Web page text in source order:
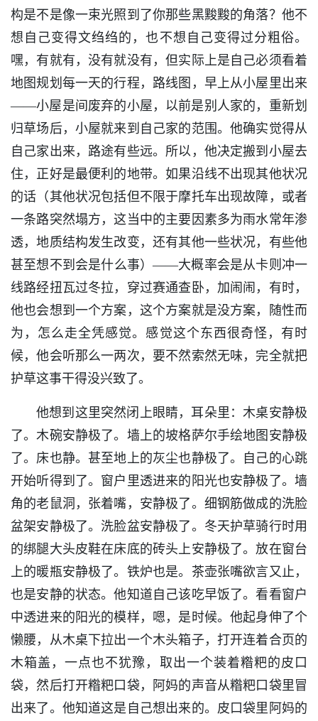
构是不是像一束光照到了你那些黑黢黢的角落？他不
想自己变得文绉绉的，也不想自己变得过分粗俗。
嘿，有就有，没有就没有，但实际上是自己必须看着
地图规划每一天的行程，路线图，早上从小屋里出来
——小屋是间废弃的小屋，以前是别人家的，重新划
归草场后，小屋就来到自己家的范围。他确实觉得从
自己家出来，路途有些远。所以，他决定搬到小屋去
住，正好是最便利的地带。如果沿线不出现其他状况
的话（其他状况包括但不限于摩托车出现故障，或者
一条路突然塌方，这当中的主要因素多为雨水常年渗
透，地质结构发生改变，还有其他一些状况，有些他
甚至想不到会是什么事）——大概率会是从卡则冲一
线路经扭瓦过冬拉，穿过赛通查卧，加闹闹，有时，
他也会想到一个方案，这个方案就是没方案，随性而
为，怎么走全凭感觉。感觉这个东西很奇怪，有时
候，他会听那么一两次，要不然索然无味，完全就把
护草这事干得没兴致了。
他想到这里突然闭上眼睛，耳朵里：木桌安静极
了。木碗安静极了。墙上的坡格萨尔手绘地图安静极
了。床也静。甚至地上的灰尘也静极了。自己的心跳
开始听得到了。窗户里透进来的阳光也安静极了。墙
角的老鼠洞，张着嘴，安静极了。细钢筋做成的洗脸
盆架安静极了。洗脸盆安静极了。冬天护草骑行时用
的绑腿大头皮鞋在床底的砖头上安静极了。放在窗台
上的暖瓶安静极了。铁炉也是。茶壶张嘴欲言又止，
也是安静的状态。他知道自己该吃早饭了。看看窗户
中透进来的阳光的模样，嗯，是时候。他起身伸了个
懒腰，从木桌下拉出一个木头箱子，打开连着合页的
木箱盖，一点也不犹豫，取出一个装着糌粑的皮口
袋，然后打开糌粑口袋，阿妈的声音从糌粑口袋里冒
出来了。他知道这是自己想出来的。皮口袋里阿妈的